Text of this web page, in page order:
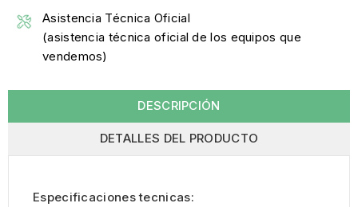
Asistencia Técnica Oficial
(asistencia técnica oficial de los equipos que
vendemos)
DESCRIPCIÓN
DETALLES DEL PRODUCTO
Especificaciones tecnicas: